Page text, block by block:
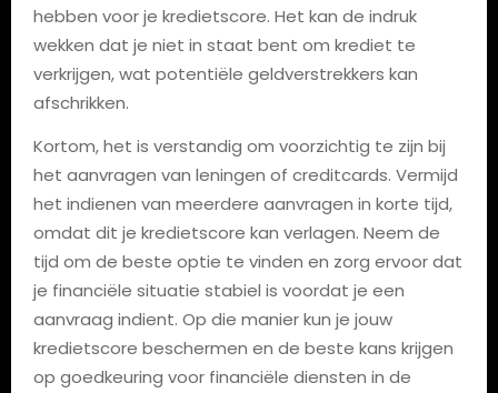
hebben voor je kredietscore. Het kan de indruk
wekken dat je niet in staat bent om krediet te
verkrijgen, wat potentiële geldverstrekkers kan
afschrikken.
Kortom, het is verstandig om voorzichtig te zijn bij
het aanvragen van leningen of creditcards. Vermijd
het indienen van meerdere aanvragen in korte tijd,
omdat dit je kredietscore kan verlagen. Neem de
tijd om de beste optie te vinden en zorg ervoor dat
je financiële situatie stabiel is voordat je een
aanvraag indient. Op die manier kun je jouw
kredietscore beschermen en de beste kans krijgen
op goedkeuring voor financiële diensten in de